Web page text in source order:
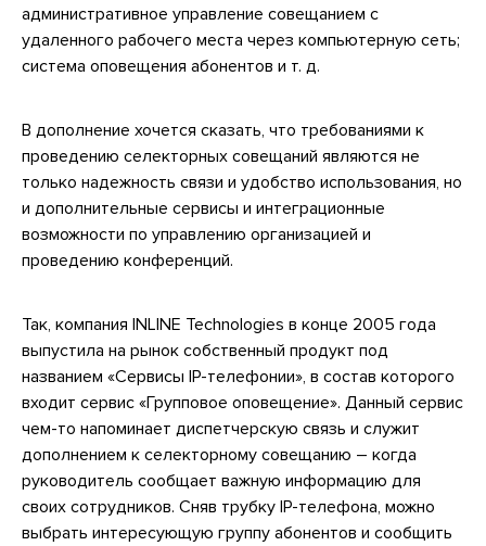
административное управление совещанием с
удаленного рабочего места через компьютерную сеть;
система оповещения абонентов и т. д.
В дополнение хочется сказать, что требованиями к
проведению селекторных совещаний являются не
только надежность связи и удобство использования, но
и дополнительные сервисы и интеграционные
возможности по управлению организацией и
проведению конференций.
Так, компания INLINE Technologies в конце 2005 года
выпустила на рынок собственный продукт под
названием «Сервисы IP-телефонии», в состав которого
входит сервис «Групповое оповещение». Данный сервис
чем-то напоминает диспетчерскую связь и служит
дополнением к селекторному совещанию – когда
руководитель сообщает важную информацию для
своих сотрудников. Сняв трубку IP-телефона, можно
выбрать интересующую группу абонентов и сообщить